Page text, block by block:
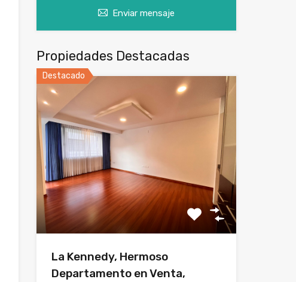
Enviar mensaje
Propiedades Destacadas
Destacado
La Kennedy, Hermoso
Departamento en Venta,